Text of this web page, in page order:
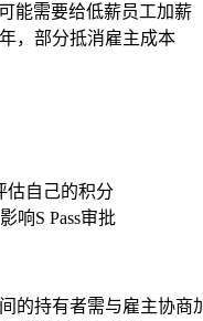
能需要给低薪员工加薪
，部分抵消雇主成本
估自己的积分
响S Pass审批
的持有者需与雇主协商